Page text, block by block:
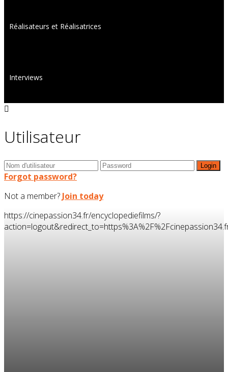
Réalisateurs et Réalisatrices
Interviews
Utilisateur
Forgot password?
Not a member? Join today
https://cinepassion34.fr/encyclopediefilms/?